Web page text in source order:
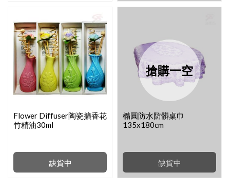
缺貨中
Flower Diffuser陶瓷擴香花
竹精油30ml
搶購一空
缺貨中
橢圓防水防髒桌巾
135x180cm